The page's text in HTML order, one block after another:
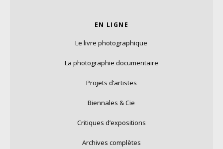
EN LIGNE
Le livre photographique
La photographie documentaire
Projets d’artistes
Biennales & Cie
Critiques d’expositions
Archives complètes